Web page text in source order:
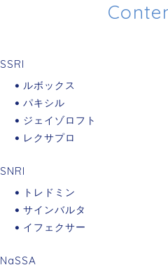
SSRI
ルボックス
パキシル
ジェイゾロフト
レクサプロ
SNRI
トレドミン
サインバルタ
イフェクサー
NaSSA